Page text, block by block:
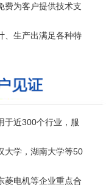
费为客户提供技术支
、生产出满足各种特
于近300个行业，服
大学，湖南大学等50
菱电机等企业重点合